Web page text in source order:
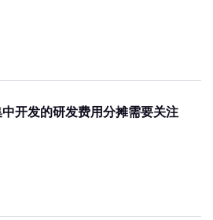
开发的研发费用分摊需要关注